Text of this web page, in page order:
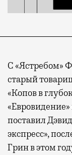
С «Ястребом»
старый
«Копов в
«Евровидение»
поставил
экспресс»,
Грин в этом